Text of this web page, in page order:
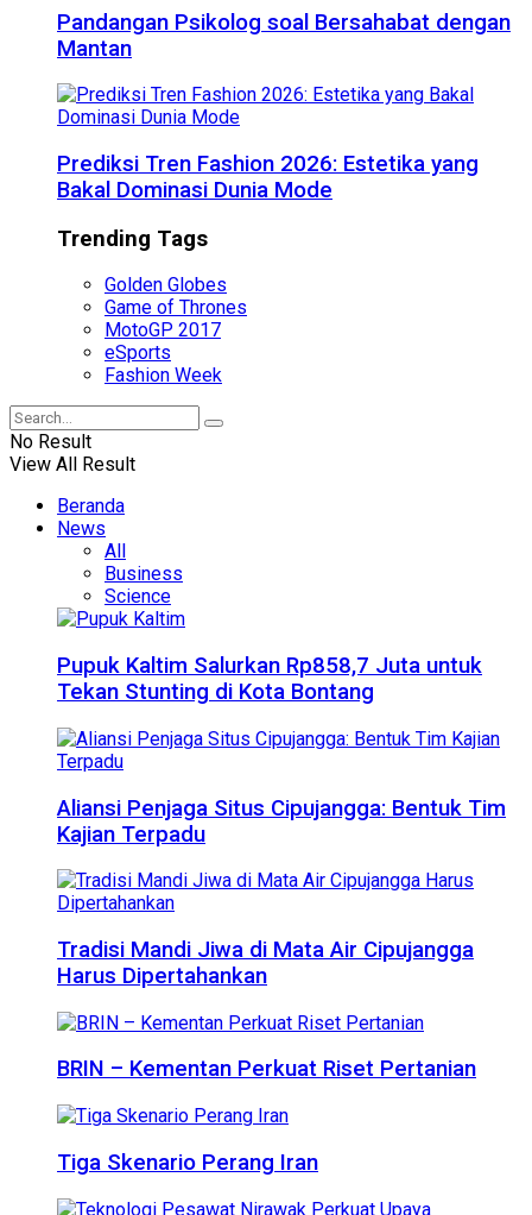
Pandangan Psikolog soal Bersahabat dengan
Mantan
Prediksi Tren Fashion 2026: Estetika yang
Bakal Dominasi Dunia Mode
Trending Tags
Golden Globes
Game of Thrones
MotoGP 2017
eSports
Fashion Week
No Result
View All Result
Beranda
News
All
Business
Science
Pupuk Kaltim Salurkan Rp858,7 Juta untuk
Tekan Stunting di Kota Bontang
Aliansi Penjaga Situs Cipujangga: Bentuk Tim
Kajian Terpadu
Tradisi Mandi Jiwa di Mata Air Cipujangga
Harus Dipertahankan
BRIN – Kementan Perkuat Riset Pertanian
Tiga Skenario Perang Iran